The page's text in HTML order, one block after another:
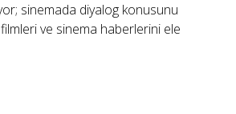
sinemada diyalog konusunu
ve sinema haberlerini ele